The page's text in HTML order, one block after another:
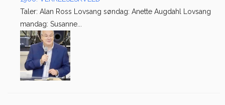
Taler: Alan Ross Lovsang søndag: Anette Augdahl Lovsang
mandag: Susanne...